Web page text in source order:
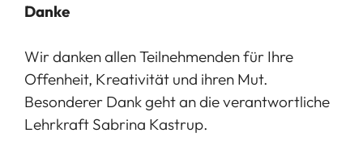
Danke
Wir danken allen Teilnehmenden für Ihre
Offenheit, Kreativität und ihren Mut.
Besonderer Dank geht an die verantwortliche
Lehrkraft Sabrina Kastrup.